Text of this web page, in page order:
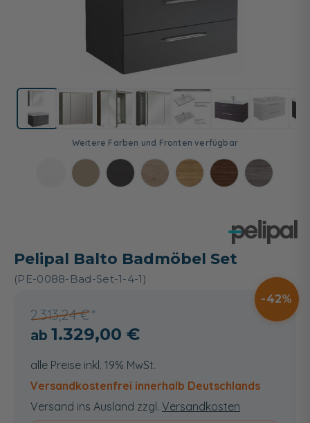
Pelipal Balto Badmöbel Set
(PE-0088-Bad-Set-1-4-1)
2.313,24 €
42
1.329,00 €
alle Preise inkl. 19% MwSt.
Versandkostenfrei innerhalb Deutschlands
Versand ins Ausland zzgl. Versandkosten